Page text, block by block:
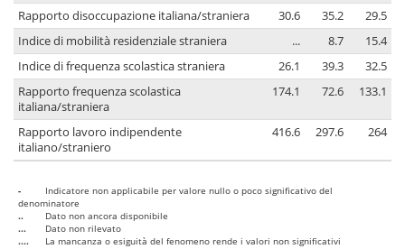
Rapporto disoccupazione italiana/straniera
30.6 35.2
29.5
Indice di mobilità residenziale straniera
... 8.7
15.4
Indice di frequenza scolastica straniera
26.1 39.3
32.5
Rapporto frequenza scolastica
italiana/straniera
174.1 72.6 133.1
Rapporto lavoro indipendente
italiano/straniero
416.6 297.6 264
-
Indicatore non applicabile per valore nullo o poco significativo del
denominatore
..
Dato non ancora disponibile
...
Dato non rilevato
....
La mancanza o esiguità del fenomeno rende i valori non significativi